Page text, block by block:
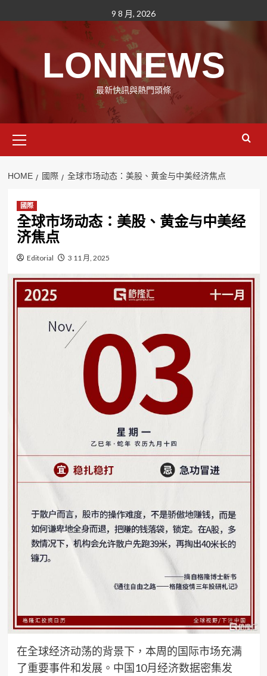
to
9 8 月, 2026
LONNEWS
最新快訊與熱門頭條
Menu
HOME 國際 全球市场动态：美股、黄金与中美经济焦点
國際
全球市场动态：美股、黄金与中美经
济焦点
Editorial 3 11 月, 2025
在全球经济动荡的背景下，本周的国际市场充满
了重要事件和发展。中国10月经济数据密集发